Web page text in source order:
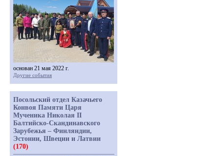
основан 21 мая 2022 г.
Другие события
Посольский отдел Казачьего
Конвоя Памяти Царя
Мученика Николая II
Балтийско-Скандинавского
Зарубежья – Финляндии,
Эстонии, Швеции и Латвии
(170)